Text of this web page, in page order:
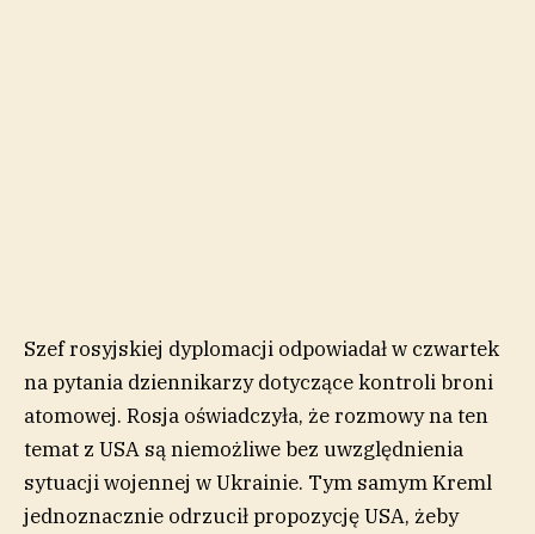
Szef rosyjskiej dyplomacji odpowiadał w czwartek
na pytania dziennikarzy dotyczące kontroli broni
atomowej. Rosja oświadczyła, że rozmowy na ten
temat z USA są niemożliwe bez uwzględnienia
sytuacji wojennej w Ukrainie. Tym samym Kreml
jednoznacznie odrzucił propozycję USA, żeby